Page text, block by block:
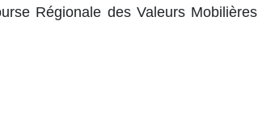
Régionale des Valeurs Mobilières